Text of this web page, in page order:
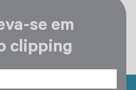
se em
clipping